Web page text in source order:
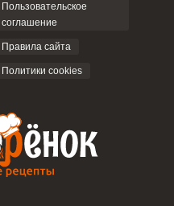
Пользовательское
соглашение
Правила сайта
Политики cookies